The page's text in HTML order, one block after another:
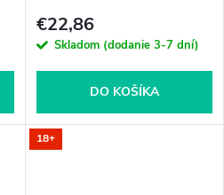
€22,86
Skladom (dodanie 3-7 dní)
DO KOŠÍKA
18+